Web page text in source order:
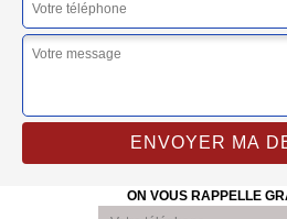
ON VOUS RAPPELLE